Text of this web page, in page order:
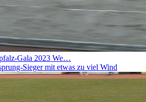
Gala 2023 We…
Sieger mit etwas zu viel Wind